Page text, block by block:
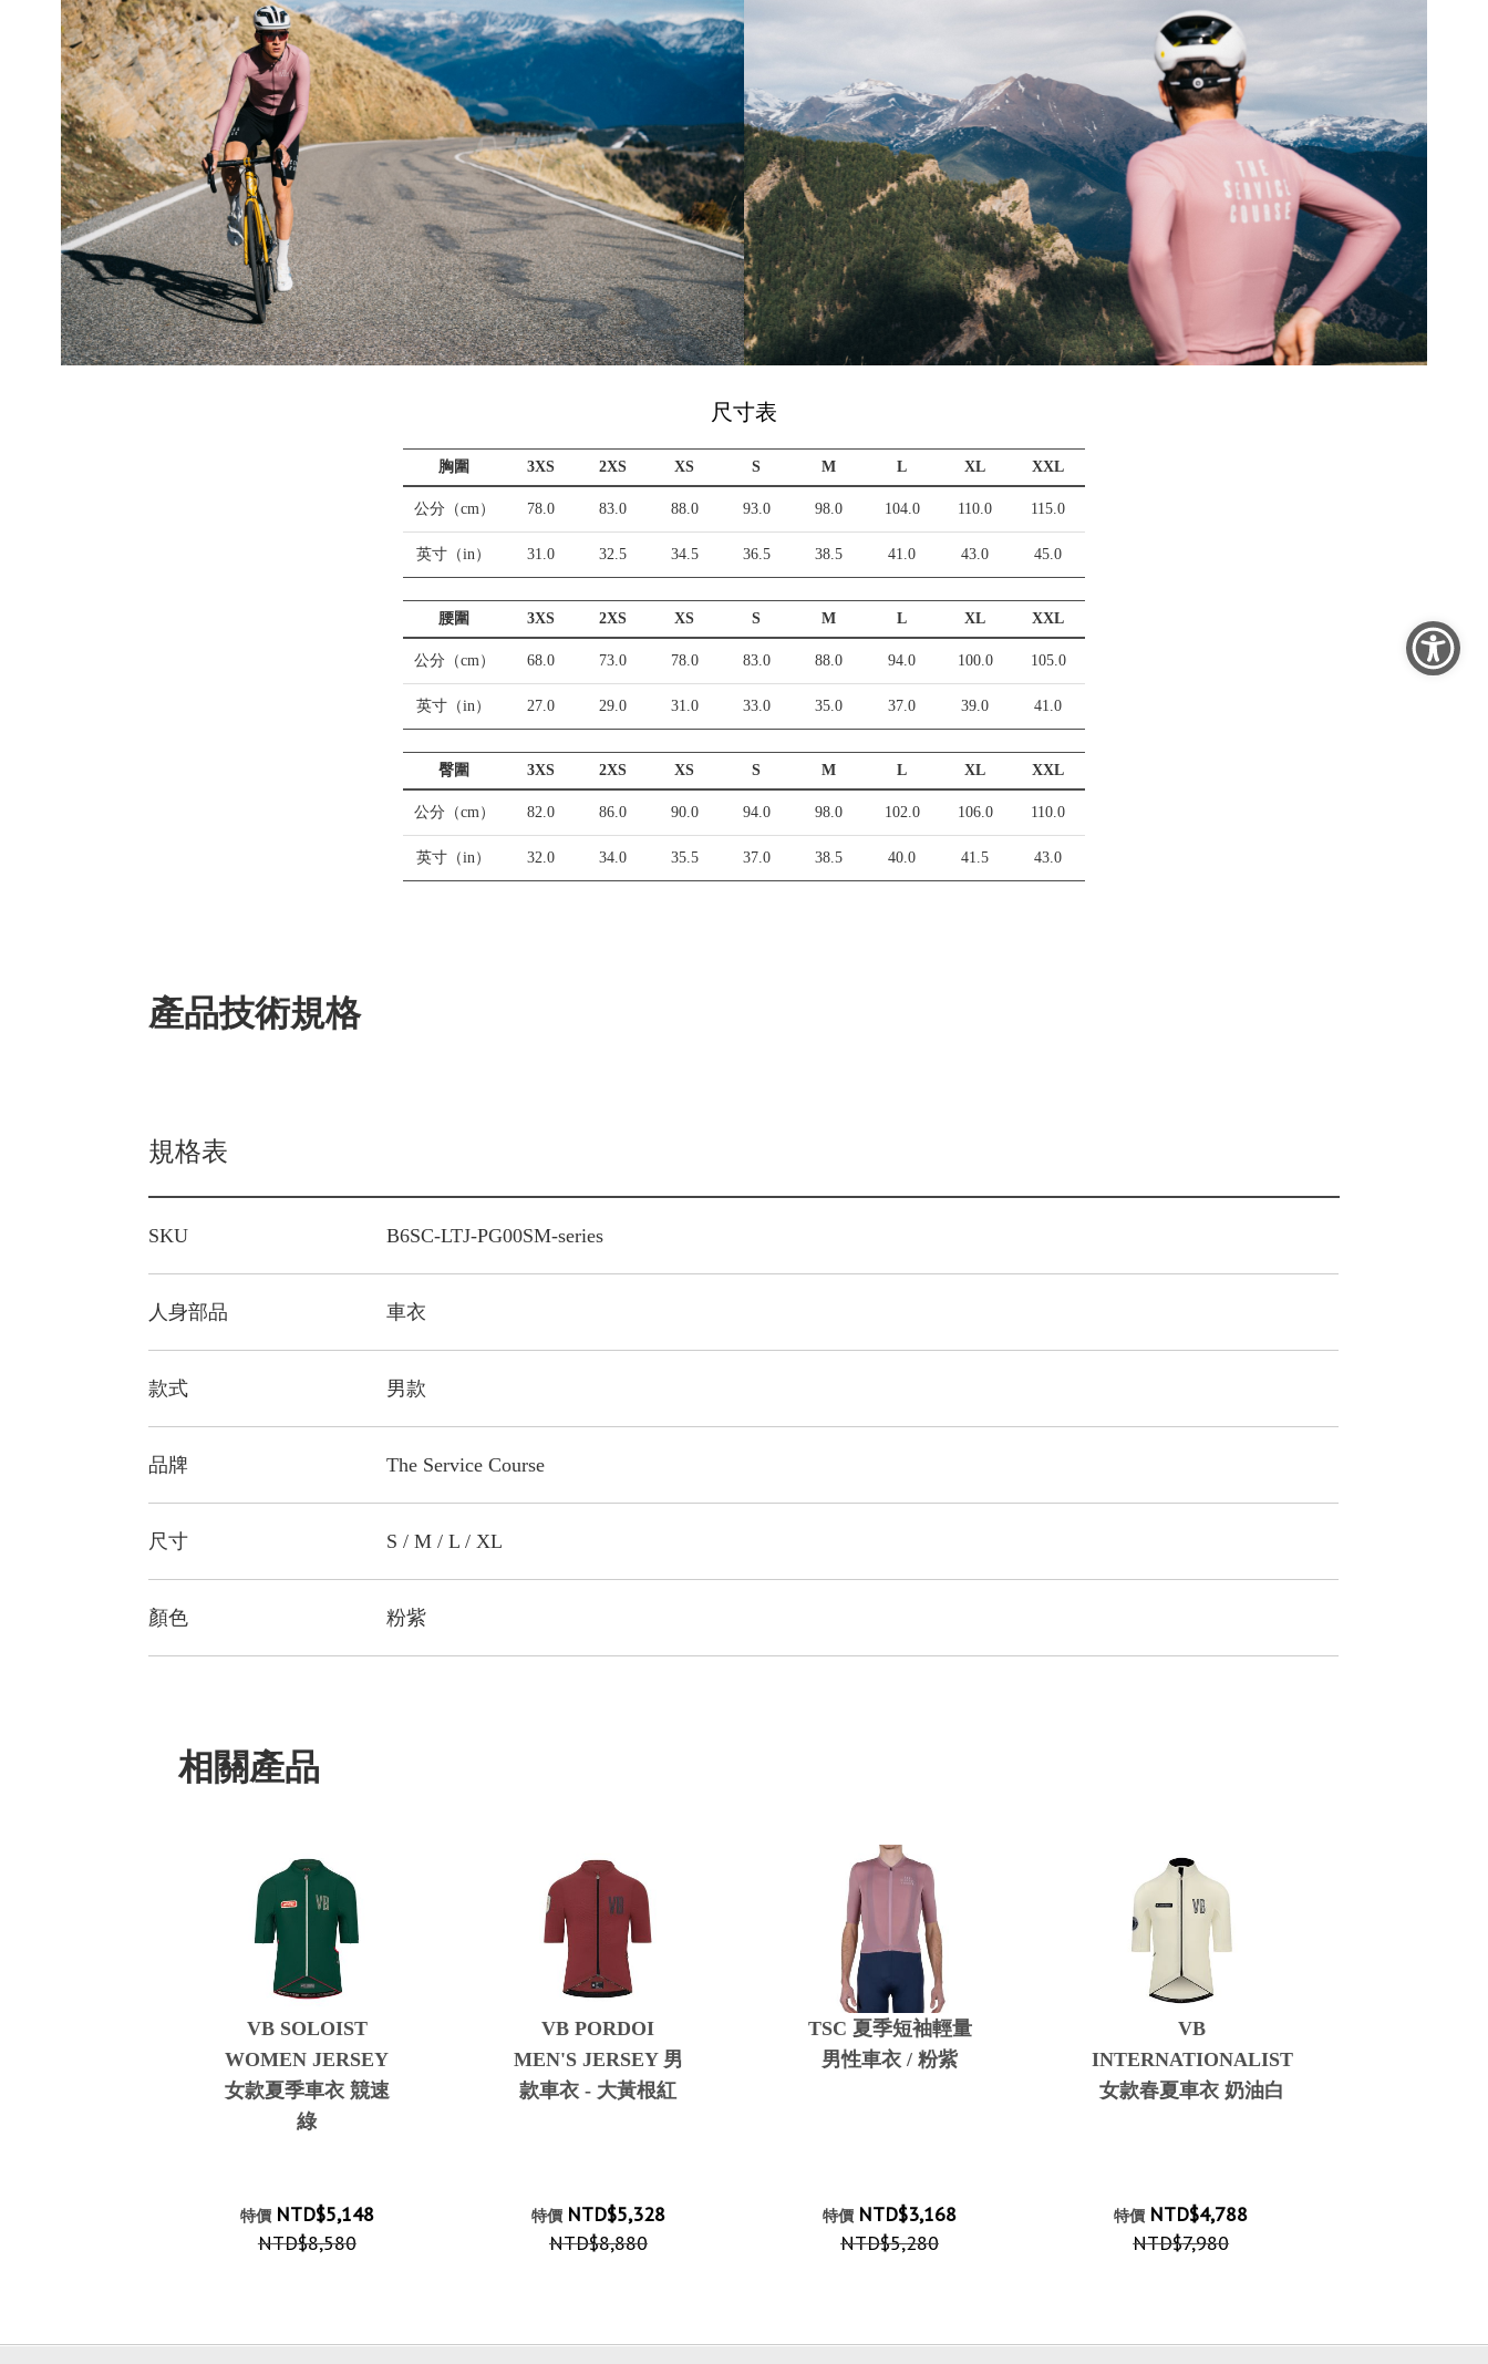
尺寸表
胸圍 3XS 2XS XS S M L XL XXL
公分（cm） 78.0 83.0 88.0 93.0 98.0 104.0 110.0 115.0
英寸（in） 31.0 32.5 34.5 36.5 38.5 41.0 43.0 45.0
腰圍 3XS 2XS XS S M L XL XXL
公分（cm） 68.0 73.0 78.0 83.0 88.0 94.0 100.0 105.0
英寸（in） 27.0 29.0 31.0 33.0 35.0 37.0 39.0 41.0
臀圍 3XS 2XS XS S M L XL XXL
公分（cm） 82.0 86.0 90.0 94.0 98.0 102.0 106.0 110.0
英寸（in） 32.0 34.0 35.5 37.0 38.5 40.0 41.5 43.0
產品技術規格
規格表
SKU B6SC-LTJ-PG00SM-series
人身部品 車衣
款式 男款
品牌 The Service Course
尺寸 S / M / L / XL
顏色 粉紫
相關產品
VB SOLOIST
WOMEN JERSEY
女款夏季車衣 競速
綠
特價 NTD$5,148
NTD$8,580
VB PORDOI
MEN'S JERSEY 男
款車衣 - 大黃根紅
特價 NTD$5,328
NTD$8,880
TSC 夏季短袖輕量
男性車衣 / 粉紫
特價 NTD$3,168
NTD$5,280
VB
INTERNATIONALIST
女款春夏車衣 奶油白
特價 NTD$4,788
NTD$7,980